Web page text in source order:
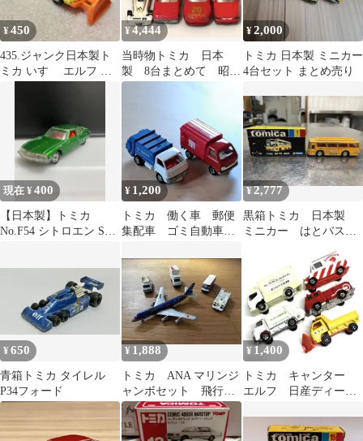
¥450
435.ジャンク日本製ト
ミカ いすゞ エルフ 除
¥4,444
当時物トミカ 日本
製 8台まとめて 昭
和 平成 青箱
¥2,000
トミカ 日本製 ミニカー
4台セット まとめ売り
現在 ¥400
【日本製】トミカ
No.F54 シトロエン SM
¥ 1,200
トミカ 働く車 郵便
集配車 ゴミ自動車
¥2,777
黒箱トミカ 日本製
ミニカー はとバス
¥650
青箱トミカ タイレル
P34フォード
¥ 1,888
トミカ ANA マリンジ
ャンボセット 飛行
機 全日空 日本製
¥ 1,400
トミカ キャンター
エルフ 日産ディーゼ
車 ハイパックバン